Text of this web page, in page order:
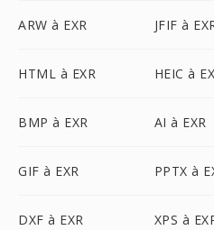
ARW à EXR JFIF à
HTML à EXR HEIC à
BMP à EXR AI à EXR
GIF à EXR PPTX à
DXF à EXR XPS à